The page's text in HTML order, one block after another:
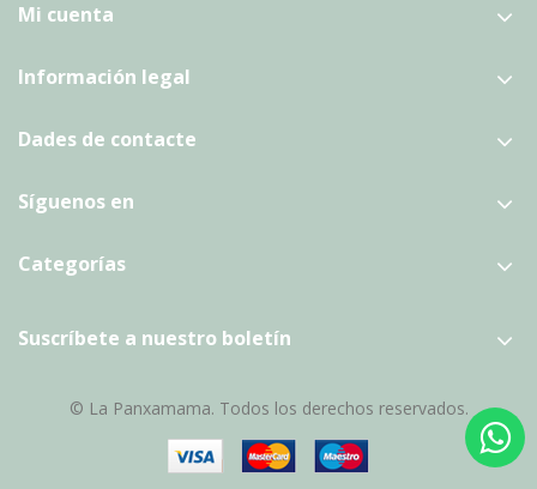
Mi cuenta
Información legal
Dades de contacte
Síguenos en
Categorías
Suscríbete a nuestro boletín
© La Panxamama. Todos los derechos reservados.